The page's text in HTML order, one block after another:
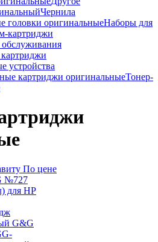
Чернила
головки оригинальныеНаборы для
картриджи
устройства
картриджи оригинальныеТонер-
По цене
№727
для HP
G&G